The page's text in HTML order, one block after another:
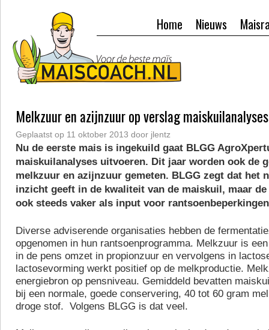
Nieuws
Home
Melkzuur en azijnzuur op verslag maiskuilanalyses
Geplaatst op 11 oktober 2013 door jlentz
Nu de eerste mais is ingekuild gaat BLGG
maiskuilanalyses uitvoeren. Dit jaar worden ook de
melkzuur en azijnzuur gemeten. BLGG zegt dat het
inzicht geeft in de kwaliteit van de maiskuil, maar de
ook steeds vaker als input voor
Diverse adviserende organisaties hebben de
opgenomen in hun rantsoenprogramma. Melkzuur is
in de pens omzet in propionzuur en vervolgens in
lactosevorming werkt positief op de melkproductie.
energiebron op pensniveau. Gemiddeld bevatten
bij een normale, goede conservering, 40 tot 60 gram
droge stof. Volgens BLGG is dat veel.